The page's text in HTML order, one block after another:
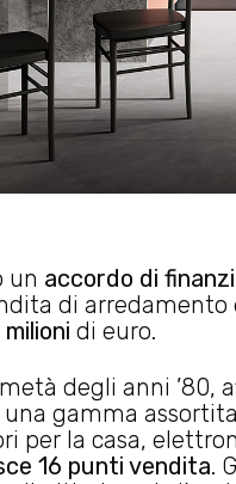
un accordo di
di
di euro.
degli anni
gamma
per la casa,
16 punti vendita.